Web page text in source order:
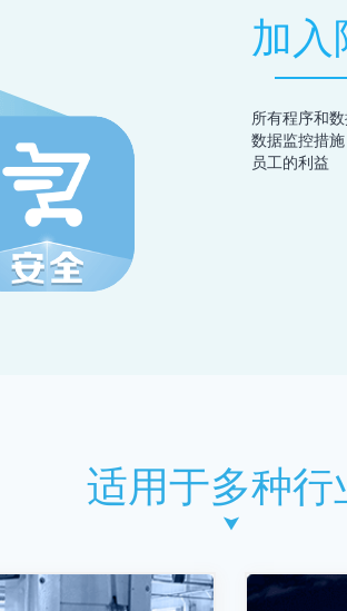
加入
所有程序和
数据监控措
员工的利益
适用于多种行